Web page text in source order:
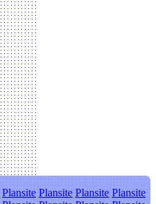
Plansite Plansite Plansite Plansite